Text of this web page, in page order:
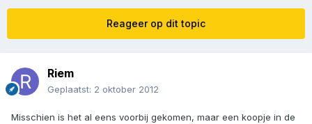
Reageer op dit topic
Riem
Geplaatst: 2 oktober 2012
Misschien is het al eens voorbij gekomen, maar een koopje in de